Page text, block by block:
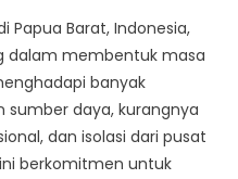
di
Tambrauw:
Penguatan
Fondasi
Pendidikan
Papua Barat, Indonesia,
dalam membentuk masa
banyak
daya, kurangnya
dan isolasi dari pusat
berkomitmen untuk